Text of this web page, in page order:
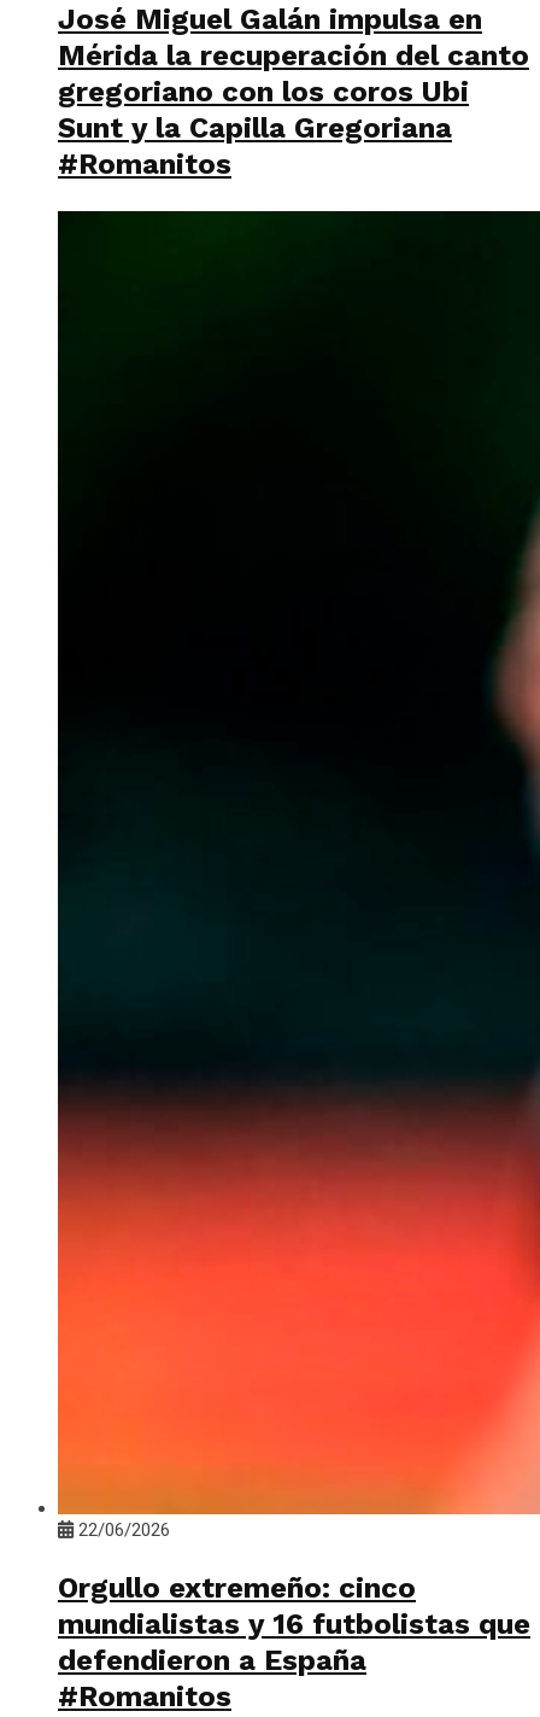
José Miguel Galán impulsa en
Mérida la recuperación del canto
gregoriano con los coros Ubi
Sunt y la Capilla Gregoriana
#Romanitos
22/06/2026
Orgullo extremeño: cinco
mundialistas y 16 futbolistas que
defendieron a España
#Romanitos